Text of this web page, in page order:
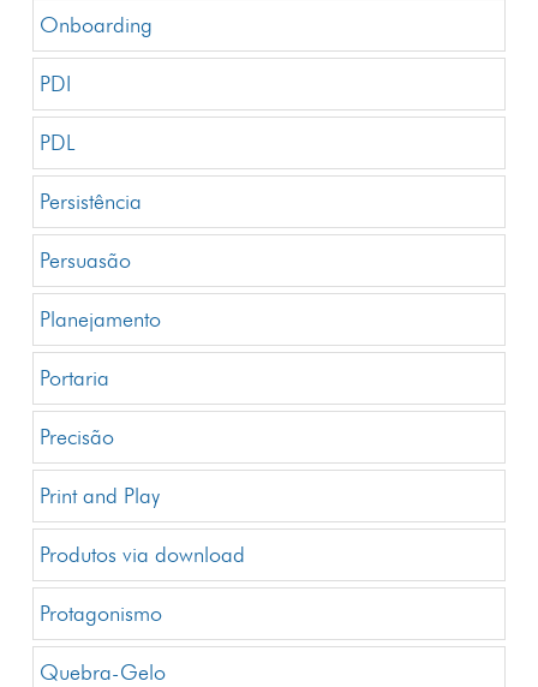
Onboarding
PDI
PDL
Persistência
Persuasão
Planejamento
Portaria
Precisão
Print and Play
Produtos via download
Protagonismo
Quebra-Gelo